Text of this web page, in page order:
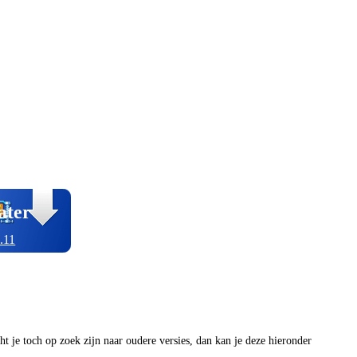
je toch op zoek zijn naar oudere versies, dan kan je deze hieronder